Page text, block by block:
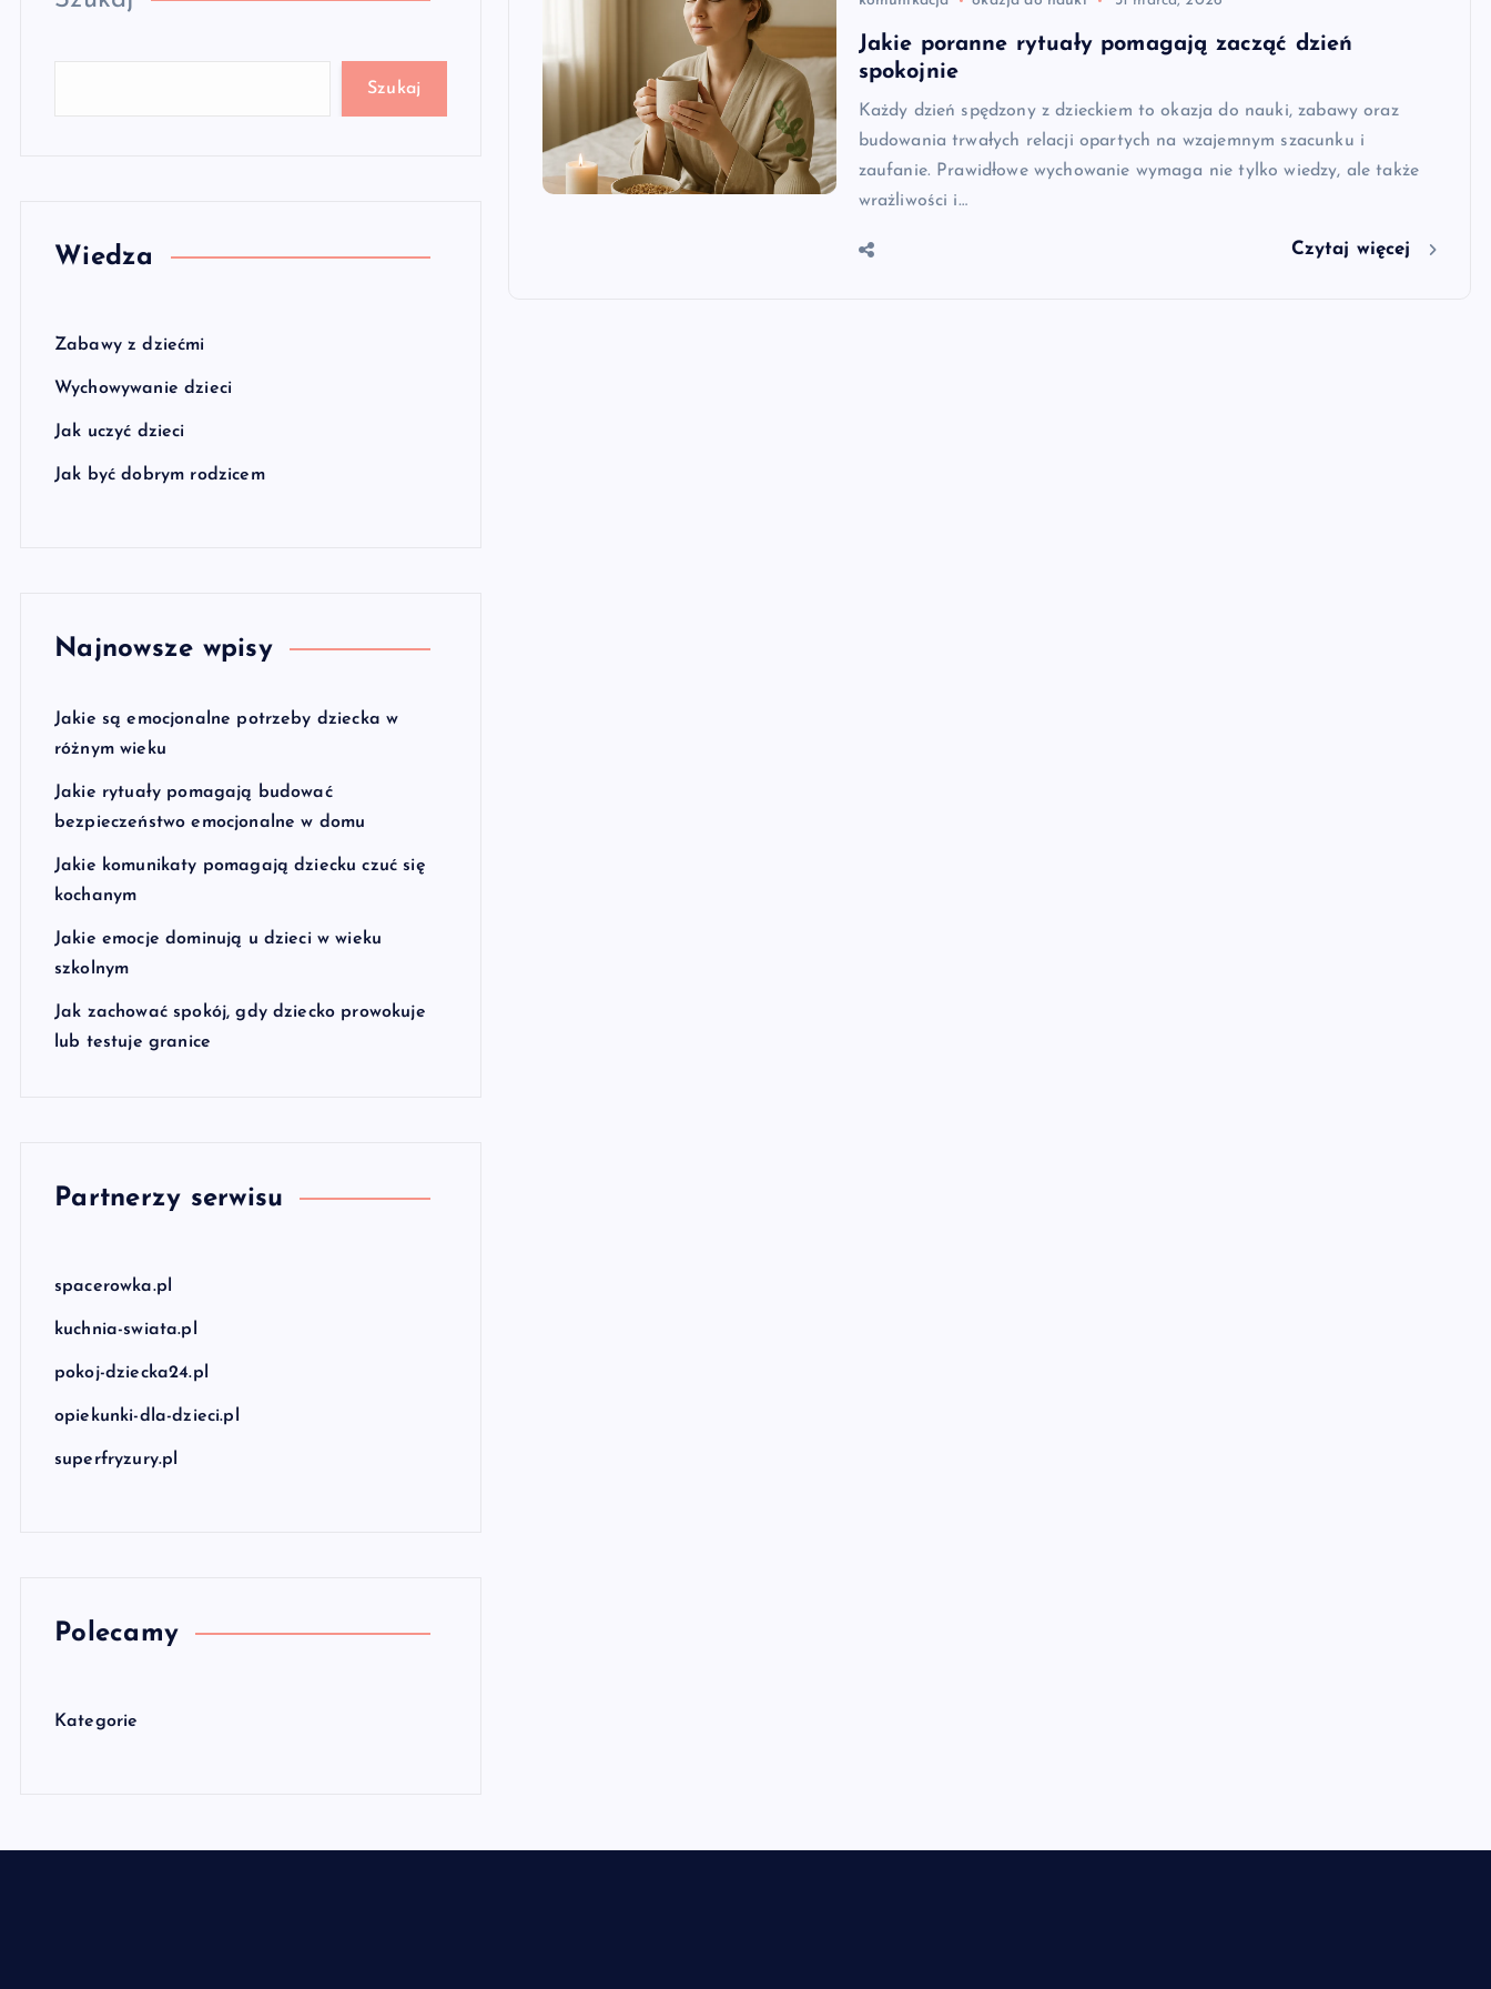
Szukaj
Wiedza
Zabawy z dziećmi
Wychowywanie dzieci
Jak uczyć dzieci
Jak być dobrym rodzicem
Najnowsze wpisy
Jakie są emocjonalne potrzeby dziecka w
różnym wieku
Jakie rytuały pomagają budować
bezpieczeństwo emocjonalne w domu
Jakie komunikaty pomagają dziecku czuć się
kochanym
Jakie emocje dominują u dzieci w wieku
szkolnym
Jak zachować spokój, gdy dziecko prowokuje
lub testuje granice
Partnerzy serwisu
spacerowka.pl
kuchnia-swiata.pl
pokoj-dziecka24.pl
opiekunki-dla-dzieci.pl
superfryzury.pl
Polecamy
Kategorie
Jakie poranne rytuały pomagają zacząć dzień
spokojnie
Każdy dzień spędzony z dzieckiem to okazja do nauki, zabawy oraz
budowania trwałych relacji opartych na wzajemnym szacunku i
zaufanie. Prawidłowe wychowanie wymaga nie tylko wiedzy, ale także
wrażliwości i…
Czytaj więcej